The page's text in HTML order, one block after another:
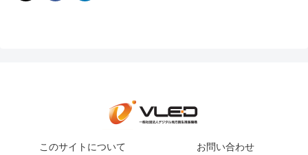
このサイトについて お問い合わせ